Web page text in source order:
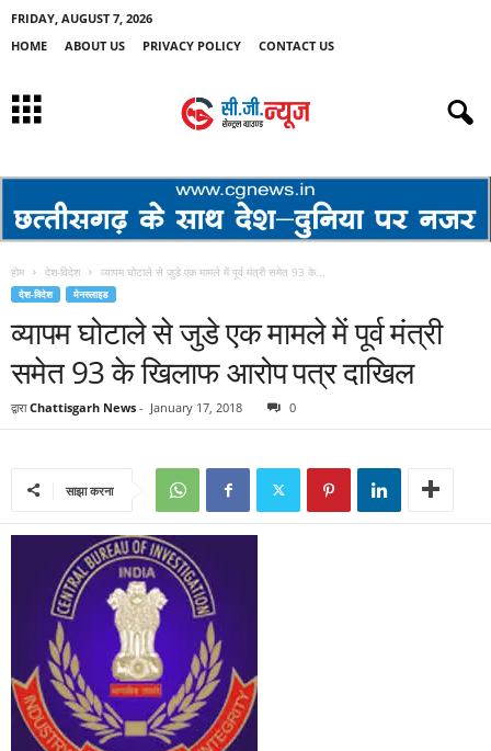
FRIDAY, AUGUST 7, 2026
HOME
ABOUT US PRIVACY POLICY CONTACT US
होम देश-विदेश व्यापम घोटाले से जुडे एक मामले में पूर्व मंत्री समेत 93 के...
देश-विदेश मेनस्लाइड
व्यापम घोटाले से जुडे एक मामले में पूर्व मंत्री
समेत 93 के खिलाफ आरोप पत्र दाखिल
द्वारा Chattisgarh News - January 17, 2018 0
साझा करना